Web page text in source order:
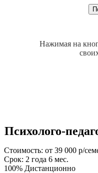
Нажимая на
Психолого-
Стоимость: от 39 000 р/
Срок: 2 года 6 мес.
100% Дистанционно